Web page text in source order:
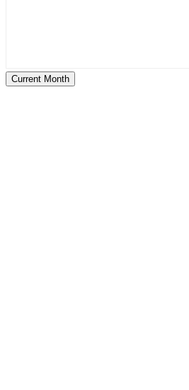
Current Month